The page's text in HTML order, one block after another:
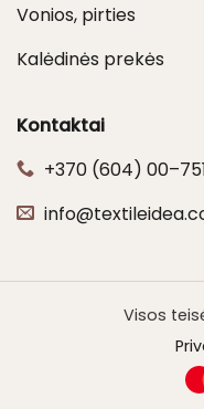
Vonios, pirties
Kalėdinės prekės
Kontaktai
+370 (604)
Visos